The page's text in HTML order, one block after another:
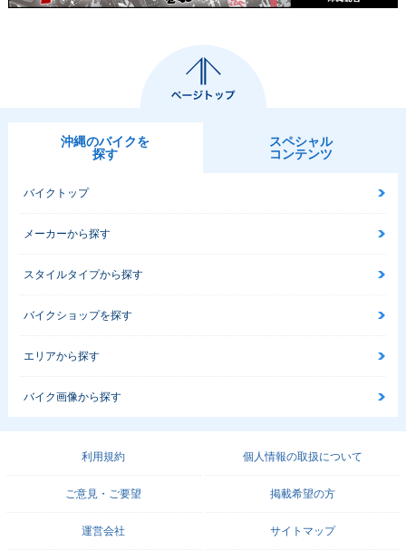
沖縄のバイクを
探す
スペシャル
コンテンツ
バイクトップ
メーカーから探す
スタイルタイプから探す
バイクショップを探す
エリアから探す
バイク画像から探す
利用規約 個人情報の取扱について
ご意見・ご要望 掲載希望の方
運営会社 サイトマップ